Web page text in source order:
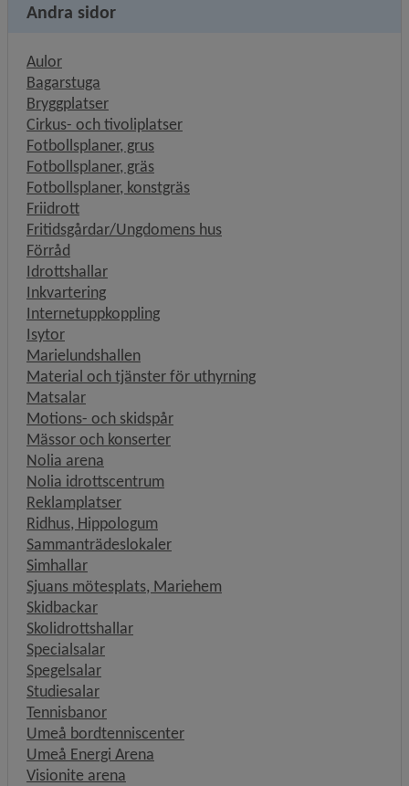
Andra sidor
Aulor
Bagarstuga
Bryggplatser
Cirkus- och tivoliplatser
Fotbollsplaner, grus
Fotbollsplaner, gräs
Fotbollsplaner, konstgräs
Friidrott
Fritidsgårdar/Ungdomens hus
Förråd
Idrottshallar
Inkvartering
Internetuppkoppling
Isytor
Marielundshallen
Material och tjänster för uthyrning
Matsalar
Motions- och skidspår
Mässor och konserter
Nolia arena
Nolia idrottscentrum
Reklamplatser
Ridhus, Hippologum
Sammanträdeslokaler
Simhallar
Sjuans mötesplats, Mariehem
Skidbackar
Skolidrottshallar
Specialsalar
Spegelsalar
Studiesalar
Tennisbanor
Umeå bordtenniscenter
Umeå Energi Arena
Visionite arena